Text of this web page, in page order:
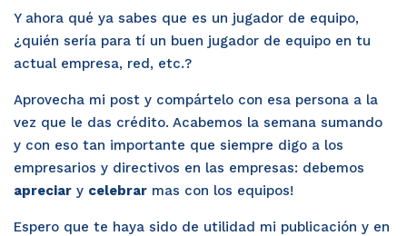
Y ahora qué ya sabes que es un jugador de equipo,
¿quién sería para tí un buen jugador de equipo en tu
actual empresa, red, etc.?
Aprovecha mi post y compártelo con esa persona a la
vez que le das crédito. Acabemos la semana sumando
y con eso tan importante que siempre digo a los
empresarios y directivos en las empresas: debemos
apreciar y celebrar mas con los equipos!
Espero que te haya sido de utilidad mi publicación y en